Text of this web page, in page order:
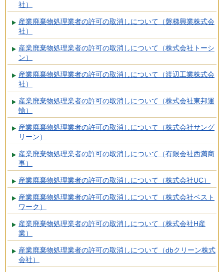
社）
産業廃棄物処理業者の許可の取消しについて（磐梯興業株式会
社）
産業廃棄物処理業者の許可の取消しについて（株式会社トーシ
ン）
産業廃棄物処理業者の許可の取消しについて（渡辺工業株式会
社）
産業廃棄物処理業者の許可の取消しについて（株式会社東邦運
輸）
産業廃棄物処理業者の許可の取消しについて（株式会社サング
リーン）
産業廃棄物処理業者の許可の取消しについて（有限会社西満商
事）
産業廃棄物処理業者の許可の取消しについて（株式会社UC）
産業廃棄物処理業者の許可の取消しについて（株式会社ベスト
ワーク）
産業廃棄物処理業者の許可の取消しについて（株式会社H産
業）
産業廃棄物処理業者の許可の取消しについて（dbクリーン株式
会社）